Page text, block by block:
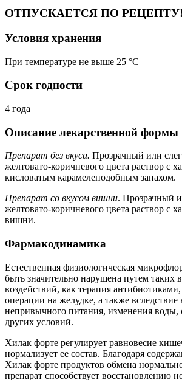
ОТПУСКАЕТСЯ ПО РЕЦЕПТУ!
Условия хранения
При температуре не выше 25 °C
Срок годности
4 года
Описание лекарственной формы
Препарат без вкуса. Прозрачный или
желтовато-коричневого цвета раствор с
кисловатым карамелеподобным запахом.
Препарат со вкусом вишни. Прозрачный
желтовато-коричневого цвета раствор с
вишни.
Фармакодинамика
Естественная физиологическая
быть значительно нарушена путем таких
воздействий, как терапия
операции на желудке, а также
непривычного питания, изменения воды,
других условий.
Хилак форте регулирует равновесие
нормализует ее состав. Благодаря
Хилак форте продуктов обмена
препарат способствует восстановлению